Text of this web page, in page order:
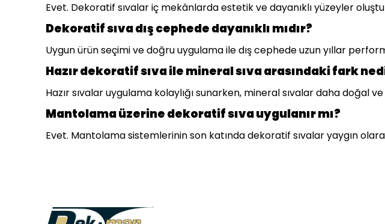
Evet. Dekoratif sıvalar iç mekânlarda estetik ve dayanıklı yüzeyler
Dekoratif sıva dış cephede dayanıklı mıdır?
Uygun ürün seçimi ve doğru uygulama ile dış cephede uzun yıllar
Hazır dekoratif sıva ile mineral sıva arasındaki fark
Hazır sıvalar uygulama kolaylığı sunarken, mineral sıvalar daha doğal
Mantolama üzerine dekoratif sıva uygulanır mı?
Evet. Mantolama sistemlerinin son katında dekoratif sıvalar yaygın